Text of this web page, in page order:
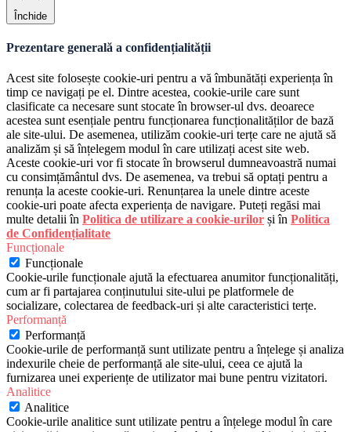
Închide
Prezentare generală a confidențialității
Acest site folosește cookie-uri pentru a vă îmbunătăți experiența în
timp ce navigați pe el. Dintre acestea, cookie-urile care sunt
clasificate ca necesare sunt stocate în browser-ul dvs. deoarece
acestea sunt esențiale pentru funcționarea funcționalităților de bază
ale site-ului. De asemenea, utilizăm cookie-uri terțe care ne ajută să
analizăm și să înțelegem modul în care utilizați acest site web.
Aceste cookie-uri vor fi stocate în browserul dumneavoastră numai
cu consimțământul dvs. De asemenea, va trebui să optați pentru a
renunța la aceste cookie-uri. Renunțarea la unele dintre aceste
cookie-uri poate afecta experiența de navigare. Puteți regăsi mai
multe detalii în Politica de utilizare a cookie-urilor și în Politica
de Confidențialitate
Funcționale
Funcționale
Cookie-urile funcționale ajută la efectuarea anumitor funcționalități,
cum ar fi partajarea conținutului site-ului pe platformele de
socializare, colectarea de feedback-uri și alte caracteristici terțe.
Performanță
Performanță
Cookie-urile de performanță sunt utilizate pentru a înțelege și analiza
indexurile cheie de performanță ale site-ului, ceea ce ajută la
furnizarea unei experiențe de utilizator mai bune pentru vizitatori.
Analitice
Analitice
Cookie-urile analitice sunt utilizate pentru a înțelege modul în care